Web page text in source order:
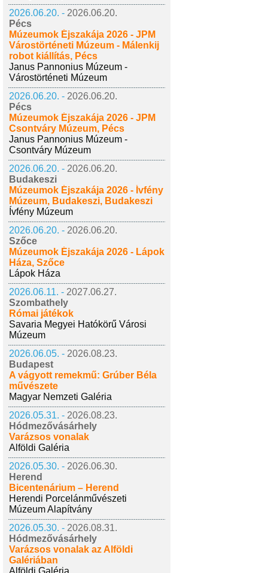
2026.06.20. - 2026.06.20.
Pécs
Múzeumok Éjszakája 2026 - JPM
Várostörténeti Múzeum - Málenkij
robot kiállítás, Pécs
Janus Pannonius Múzeum -
Várostörténeti Múzeum
2026.06.20. - 2026.06.20.
Pécs
Múzeumok Éjszakája 2026 - JPM
Csontváry Múzeum, Pécs
Janus Pannonius Múzeum -
Csontváry Múzeum
2026.06.20. - 2026.06.20.
Budakeszi
Múzeumok Éjszakája 2026 - Ívfény
Múzeum, Budakeszi, Budakeszi
Ívfény Múzeum
2026.06.20. - 2026.06.20.
Szőce
Múzeumok Éjszakája 2026 - Lápok
Háza, Szőce
Lápok Háza
2026.06.11. - 2027.06.27.
Szombathely
Római játékok
Savaria Megyei Hatókörű Városi
Múzeum
2026.06.05. - 2026.08.23.
Budapest
A vágyott remekmű: Grúber Béla
művészete
Magyar Nemzeti Galéria
2026.05.31. - 2026.08.23.
Hódmezővásárhely
Varázsos vonalak
Alföldi Galéria
2026.05.30. - 2026.06.30.
Herend
Bicentenárium – Herend
Herendi Porcelánművészeti
Múzeum Alapítvány
2026.05.30. - 2026.08.31.
Hódmezővásárhely
Varázsos vonalak az Alföldi
Galériában
Alföldi Galéria